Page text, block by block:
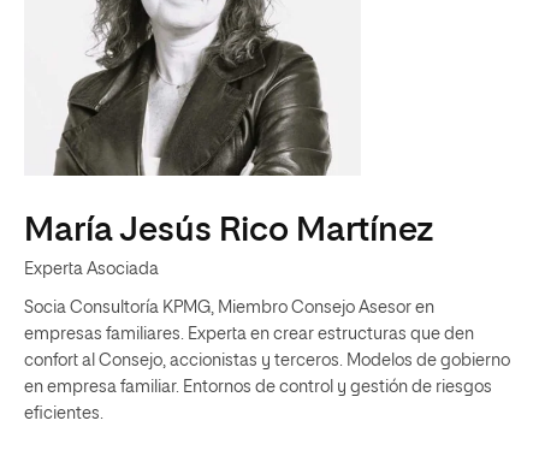
María Jesús Rico Martínez
Experta Asociada
Socia Consultoría KPMG, Miembro Consejo Asesor en
empresas familiares. Experta en crear estructuras que den
confort al Consejo, accionistas y terceros. Modelos de gobierno
en empresa familiar. Entornos de control y gestión de riesgos
eficientes.